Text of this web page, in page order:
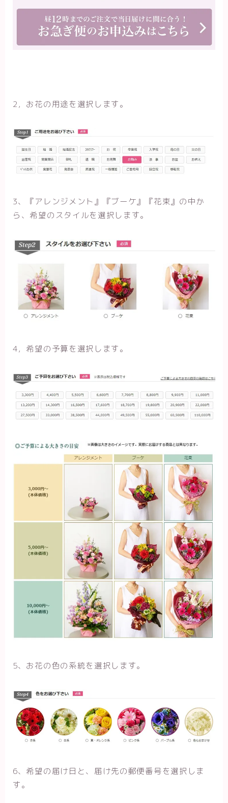
2，お花の用途を選択します。
3、『アレンジメント』『ブーケ』『花束』の中か
ら、希望のスタイルを選択します。
4，希望の予算を選択します。
5、お花の色の系統を選択します。
6、希望の届け日と、届け先の郵便番号を選択しま
す。